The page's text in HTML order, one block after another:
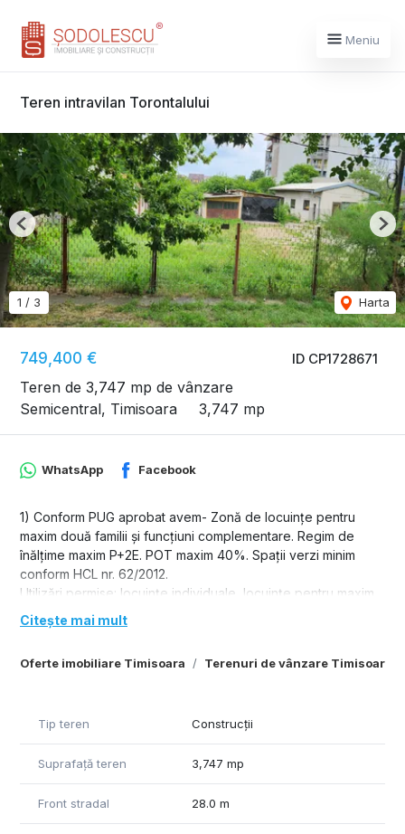
Meniu
Teren intravilan Torontalului
ID CP1728671
749,400 €
Teren de 3,747 mp de vânzare
Semicentral, Timisoara
3,747 mp
1 / 3 Harta
Previous
Oferte imobiliare Timisoara Terenuri de vânzare Timisoara
WhatsApp Facebook
1) Conform PUG aprobat avem- Zonă de locuinţe pentru
maxim două familii şi funcţiuni complementare. Regim de
înălţime maxim P+2E. POT maxim 40%. Spaţii verzi minim
conform HCL nr. 62/2012.
Utilizări permise: locuinţe individuale, locuinţe pentru maxim
două familii, conversia locuinţelor în alte funcţiuni ce nu
deranjează zona de locuit, funcţiuni complementare zonei
cultură, culte, învăţămînt, sănătate, spaţii verzi, locuri de
Citește mai mult
Tip teren Construcții
Suprafață teren 3,747 mp
Front stradal 28.0 m